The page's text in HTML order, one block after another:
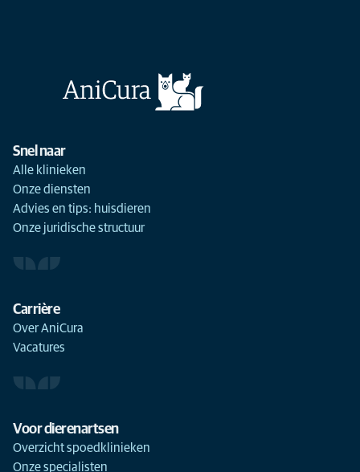
Snel naar
Alle klinieken
Onze diensten
Advies en tips: huisdieren
Onze juridische structuur
Carrière
Over AniCura
Vacatures
Voor dierenartsen
Overzicht spoedklinieken
Onze specialisten